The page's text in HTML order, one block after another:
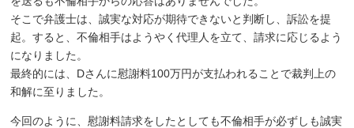
そこで弁護士は、誠実な対応が期待できないと判断し、訴訟を提
起。すると、不倫相手はようやく代理人を立て、請求に応じるよう
になりました。
最終的には、Dさんに慰謝料100万円が支払われることで裁判上の
和解に至りました。
今回のように、慰謝料請求をしたとしても不倫相手が必ずしも誠実